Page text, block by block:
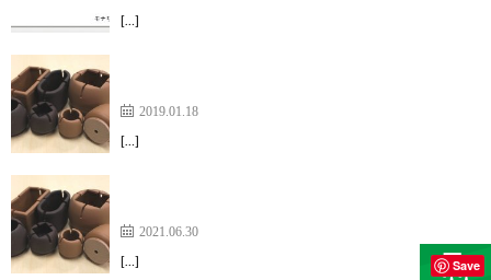
[…]
2019.01.18
[…]
2021.06.30
[…] Save